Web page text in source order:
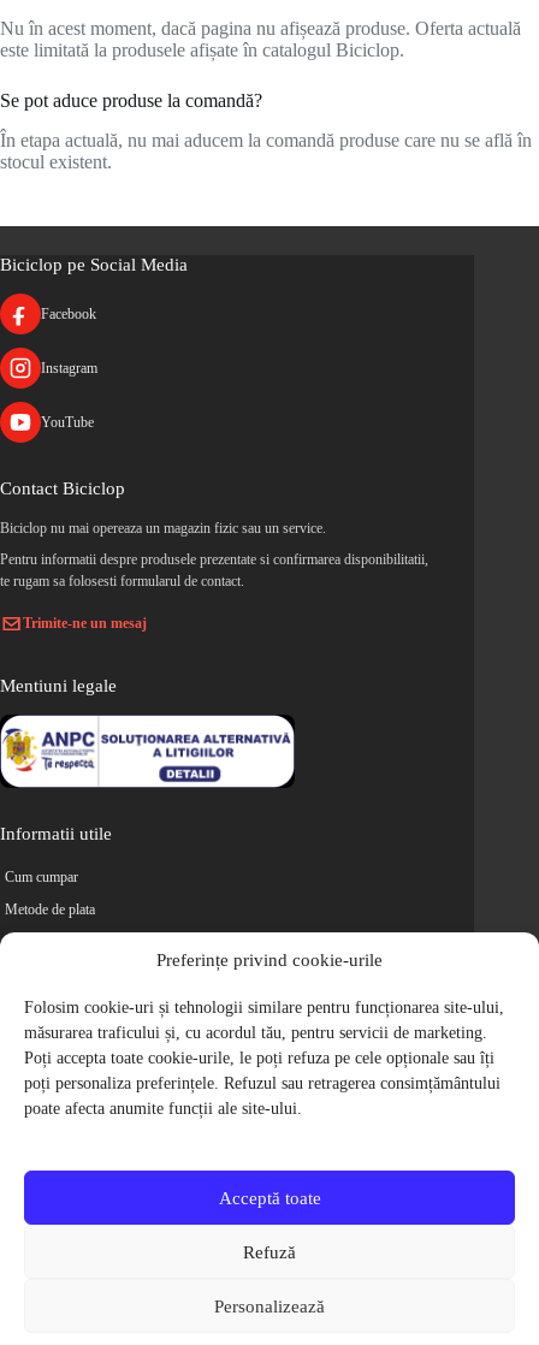
Preferințe privind cookie-urile
Folosim cookie-uri și tehnologii similare pentru funcționarea site-ului,
măsurarea traficului și, cu acordul tău, pentru servicii de marketing.
Poți accepta toate cookie-urile, le poți refuza pe cele opționale sau îți
poți personaliza preferințele. Refuzul sau retragerea consimțământului
poate afecta anumite funcții ale site-ului.
Acceptă toate
Refuză
Personalizează
Nu în acest moment, dacă pagina nu afișează produse. Oferta actuală
este limitată la produsele afișate în catalogul Biciclop.
Se pot aduce produse la comandă?
În etapa actuală, nu mai aducem la comandă produse care nu se află în
stocul existent.
Biciclop pe Social Media
Facebook
Instagram
YouTube
Contact Biciclop
Biciclop nu mai opereaza un magazin fizic sau un service.
Pentru informatii despre produsele prezentate si confirmarea disponibilitatii,
te rugam sa folosesti formularul de contact.
Trimite-ne un mesaj
Mentiuni legale
Informatii utile
Cum cumpar
Metode de plata
Retur
Cariere
Politica de Confidentialitate
Politica de cookie-uri